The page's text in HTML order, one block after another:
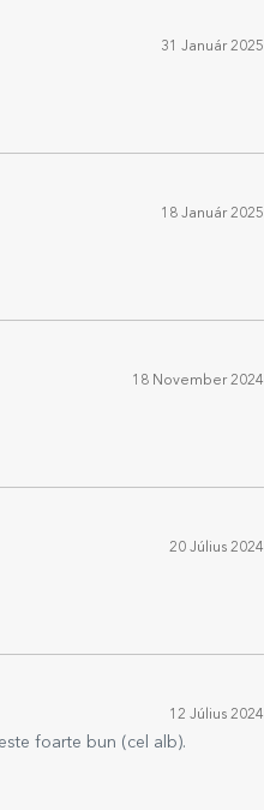
31 Január 2025
18 Január 2025
18 November 2024
20 Július 2024
12 Július 2024
foarte bun (cel alb).